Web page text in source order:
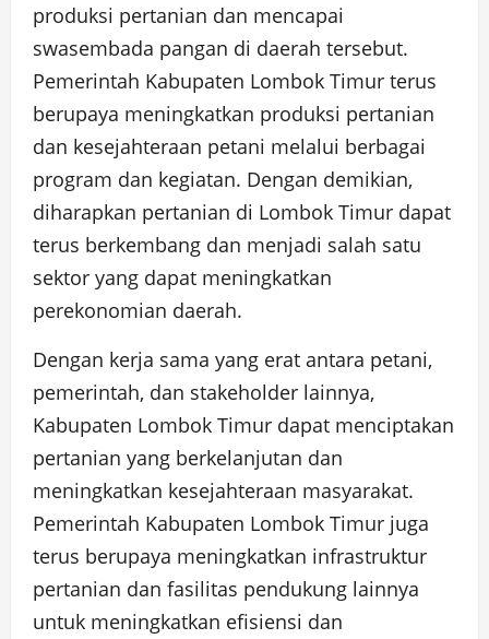
produksi pertanian dan mencapai
swasembada pangan di daerah tersebut.
Pemerintah Kabupaten Lombok Timur terus
berupaya meningkatkan produksi pertanian
dan kesejahteraan petani melalui berbagai
program dan kegiatan. Dengan demikian,
diharapkan pertanian di Lombok Timur dapat
terus berkembang dan menjadi salah satu
sektor yang dapat meningkatkan
perekonomian daerah.
Dengan kerja sama yang erat antara petani,
pemerintah, dan stakeholder lainnya,
Kabupaten Lombok Timur dapat menciptakan
pertanian yang berkelanjutan dan
meningkatkan kesejahteraan masyarakat.
Pemerintah Kabupaten Lombok Timur juga
terus berupaya meningkatkan infrastruktur
pertanian dan fasilitas pendukung lainnya
untuk meningkatkan efisiensi dan